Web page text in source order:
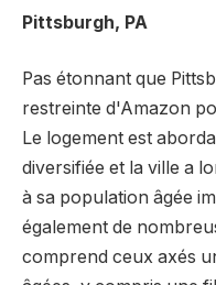
Pittsburgh, PA
Pas étonnant que
restreinte d'Amazon
Le logement est
diversifiée et la ville a
à sa population âgée
également de
comprend ceux axés